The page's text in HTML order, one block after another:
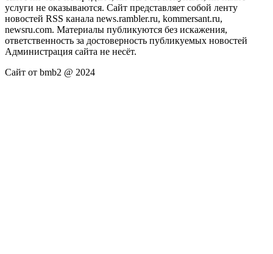
услуги не оказываются. Сайт представляет собой ленту
новостей RSS канала news.rambler.ru, kommersant.ru,
newsru.com. Материалы публикуются без искажения,
ответственность за достоверность публикуемых новостей
Администрация сайта не несёт.
Сайт от bmb2 @ 2024